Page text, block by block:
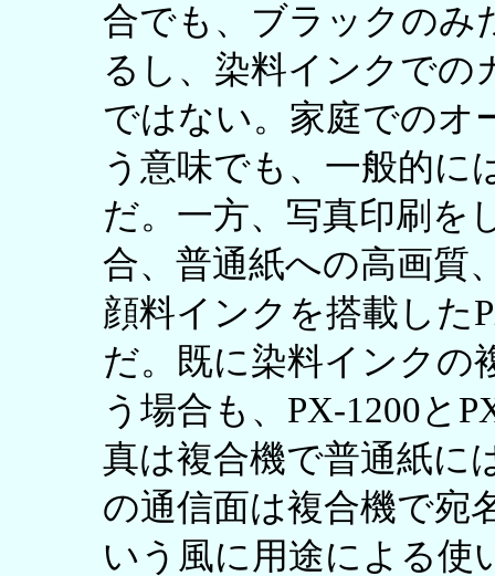
合でも、ブラックのみ
るし、染料インクでの
ではない。家庭でのオ
う意味でも、一般的に
だ。一方、写真印刷を
合、普通紙への高画質
顔料インクを搭載した
だ。既に染料インクの
う場合も、PX-1200と
真は複合機で普通紙に
の通信面は複合機で宛
いう風に用途による使